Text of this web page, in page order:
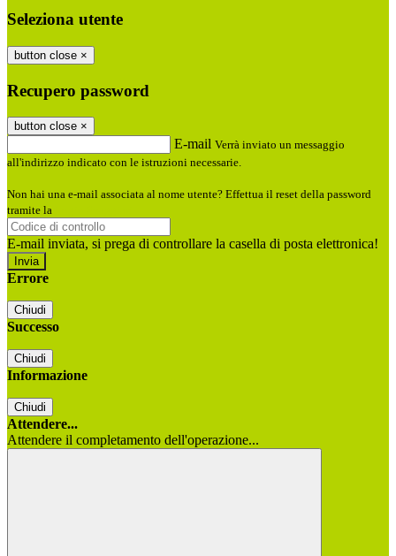
Seleziona utente
button close ×
Recupero password
button close ×
E-mail Verrà inviato un messaggio
all'indirizzo indicato con le istruzioni necessarie.
Non hai una e-mail associata al nome utente? Effettua il reset della password
tramite la
E-mail inviata, si prega di controllare la casella di posta elettronica!
Errore
Chiudi
Successo
Chiudi
Informazione
Chiudi
Attendere...
Attendere il completamento dell'operazione...